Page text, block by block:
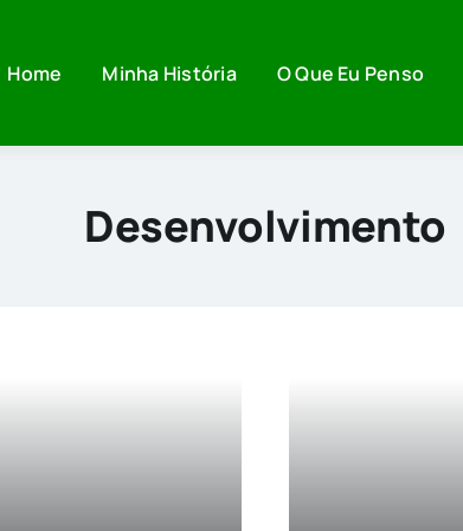
Home Minha História O Que Eu Penso
Desenvolvimento